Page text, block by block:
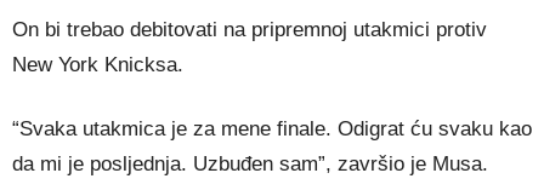
On bi trebao debitovati na pripremnoj utakmici protiv
New York Knicksa.
“Svaka utakmica je za mene finale. Odigrat ću svaku kao
da mi je posljednja. Uzbuđen sam”, završio je Musa.